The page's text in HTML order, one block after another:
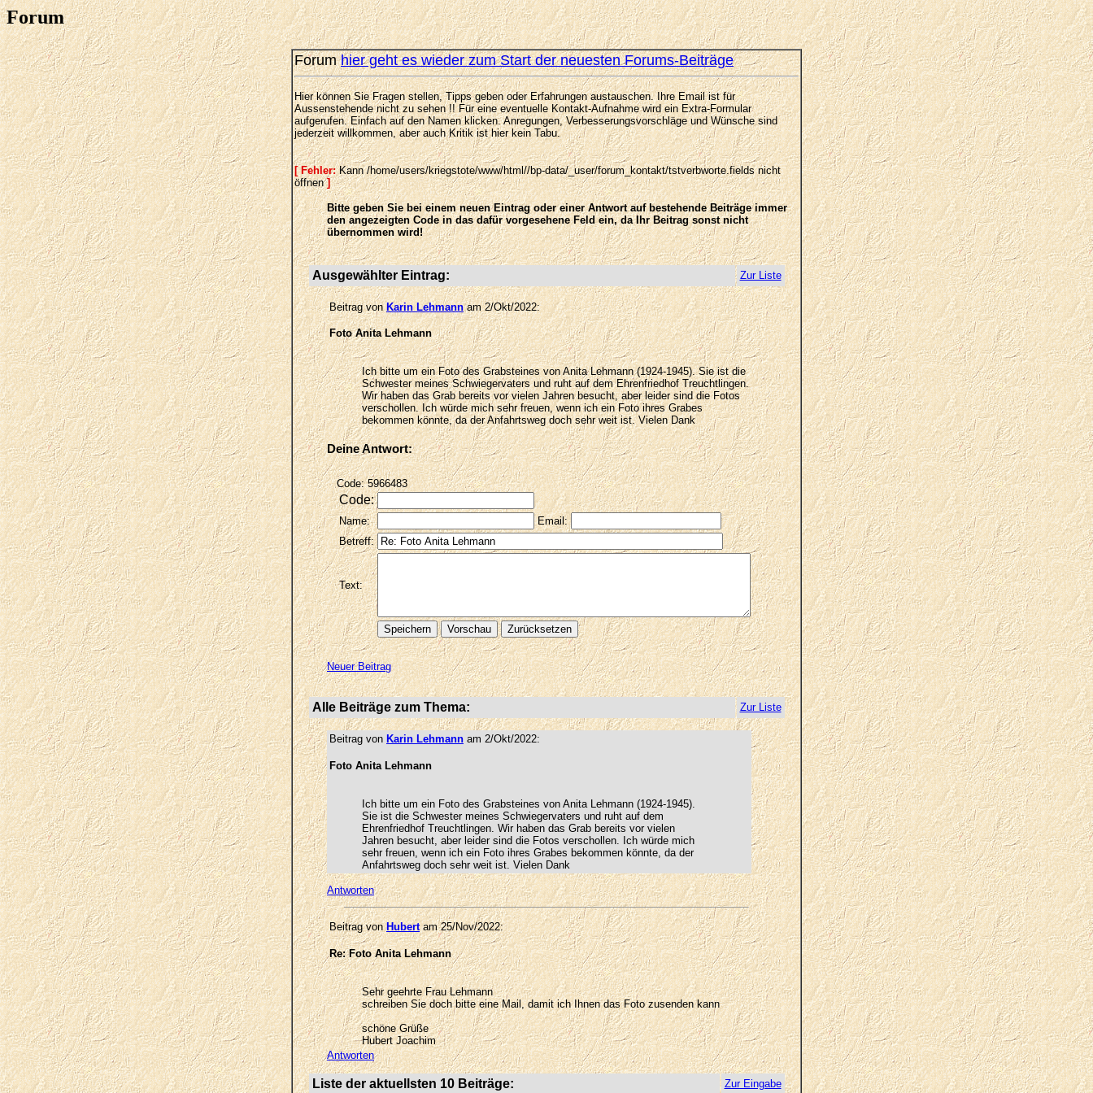
Forum
Forumhier geht es wieder zum Start der neuesten Forums-Beiträge
Hier können Sie Fragen stellen, Tipps geben oder Erfahrungen austauschen. Ihre Email ist für
Aussenstehende nicht zu sehen !! Für eine eventuelle Kontakt-Aufnahme wird ein Extra-Formular
aufgerufen. Einfach auf den Namen klicken. Anregungen, Verbesserungsvorschläge und Wünsche sind
jederzeit willkommen, aber auch Kritik ist hier kein Tabu.
[ Fehler:Kann /home/users/kriegstote/www/html//bp-data/_user/forum_kontakt/tstverbworte.fields nicht
öffnen]
Bitte geben Sie bei einem neuen Eintrag oder einer Antwort auf bestehende Beiträge immer
den angezeigten Code in das dafür vorgesehene Feld ein, da Ihr Beitrag sonst nicht
übernommen wird!
Ausgewählter Eintrag: Zur Liste
Beitrag vonKarin Lehmannam 2/Okt/2022:
Foto Anita Lehmann
Ich bitte um ein Foto des Grabsteines von Anita Lehmann (1924-1945). Sie ist die
Schwester meines Schwiegervaters und ruht auf dem Ehrenfriedhof Treuchtlingen.
Wir haben das Grab bereits vor vielen Jahren besucht, aber leider sind die Fotos
verschollen. Ich würde mich sehr freuen, wenn ich ein Foto ihres Grabes
bekommen könnte, da der Anfahrtsweg doch sehr weit ist. Vielen Dank
Deine Antwort:
Code: 5966483
Code:
Name:
Email:
Betreff:
Text:
Neuer Beitrag
Alle Beiträge zum Thema: Zur Liste
Beitrag von Karin Lehmann am 2/Okt/2022:
Foto Anita Lehmann
Ich bitte um ein Foto des Grabsteines von Anita Lehmann (1924-1945).
Sie ist die Schwester meines Schwiegervaters und ruht auf dem
Ehrenfriedhof Treuchtlingen. Wir haben das Grab bereits vor vielen
Jahren besucht, aber leider sind die Fotos verschollen. Ich würde mich
sehr freuen, wenn ich ein Foto ihres Grabes bekommen könnte, da der
Anfahrtsweg doch sehr weit ist. Vielen Dank
Antworten
Beitrag vonHubertam 25/Nov/2022:
Re: Foto Anita Lehmann
Sehr geehrte Frau Lehmann
schreiben Sie doch bitte eine Mail, damit ich Ihnen das Foto zusenden kann
schöne Grüße
Hubert Joachim
Antworten
Liste der aktuellsten 10 Beiträge: Zur Eingabe